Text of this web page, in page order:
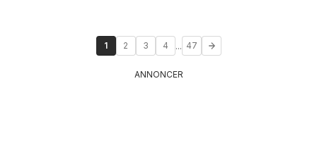
1 2 3 4 ... 47
ANNONCER